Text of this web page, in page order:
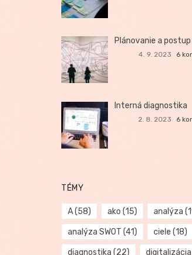
Plánovanie a
4. 9. 2023 6
Interná diagnostika
2. 8. 2023 6
TÉMY
A(58) ako (15) analýza
analýza SWOT (41) ciele (18)
diagnostika (22) digitalizácia